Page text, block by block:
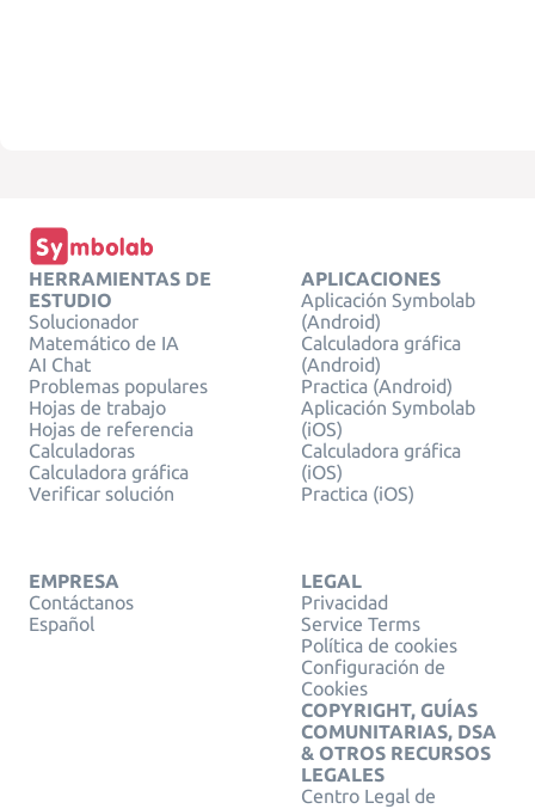
HERRAMIENTAS DE
ESTUDIO
Solucionador
Matemático de IA
AI Chat
Problemas populares
Hojas de trabajo
Hojas de referencia
Calculadoras
Calculadora gráfica
Verificar solución
APLICACIONES
Aplicación Symbolab
(Android)
Calculadora gráfica
(Android)
Practica (Android)
Aplicación Symbolab
(iOS)
Calculadora gráfica
(iOS)
Practica (iOS)
EMPRESA
Contáctanos
Español
LEGAL
Privacidad
Service Terms
Política de cookies
Configuración de
Cookies
COPYRIGHT, GUÍAS
COMUNITARIAS, DSA
& OTROS RECURSOS
LEGALES
Centro Legal de